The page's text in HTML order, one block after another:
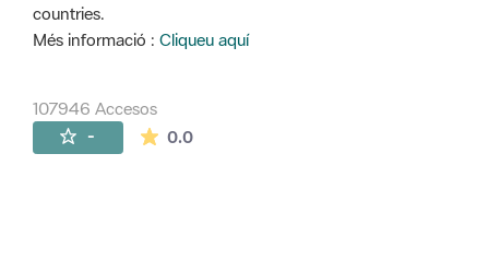
countries.
Més informació : Cliqueu aquí
107946 Accesos
- 0.0La valoración media es de 0 estrellas de